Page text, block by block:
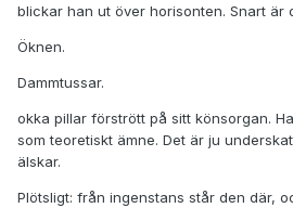
blickar han ut över horisonten. Snart är
Öknen.
Dammtussar.
okka pillar förstrött på sitt könsorgan.
som teoretiskt ämne. Det är ju
älskar.
Plötsligt: från ingenstans står den där,